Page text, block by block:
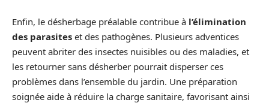
Enfin, le désherbage préalable contribue à l’élimination
des parasites et des pathogènes. Plusieurs adventices
peuvent abriter des insectes nuisibles ou des maladies, et
les retourner sans désherber pourrait disperser ces
problèmes dans l’ensemble du jardin. Une préparation
soignée aide à réduire la charge sanitaire, favorisant ainsi